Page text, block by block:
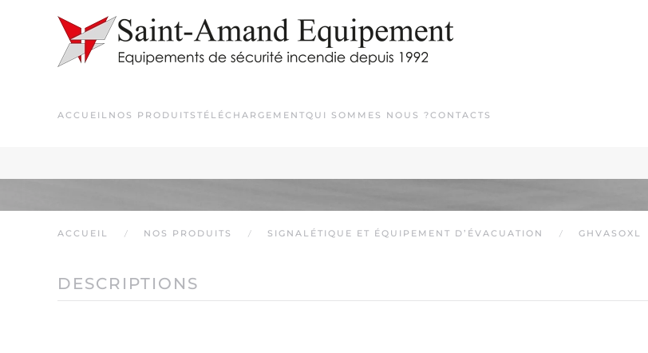
Passer au contenu principal
ACCUEIL NOS PRODUITS TÉLÉCHARGEMENTQUI SOMMES NOUS ?CONTACTS
ACCUEIL NOS PRODUITS SIGNALÉTIQUE ET ÉQUIPEMENT D’ÉVACUATION GHVASOXL
DESCRIPTIONS